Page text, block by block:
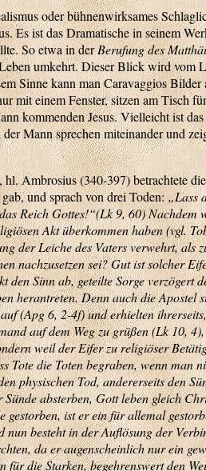
oder bühnenwirksames
Es ist das Dramatische in seinem
So etwa in derBerufung des
umkehrt. Dieser Blick wird vom
Sinne kann man Caravaggios Bilder
mit einem Fenster, sitzen am Tisch
kommenden Jesus. Vielleicht ist
Mann sprechen miteinander und
Ambrosius (340-397) betrachtete
und sprach von drei Toden:„Lass
Reich Gottes!“(Lk 9, 60) Nachdem
Akt überkommen haben (vgl.
der Leiche des Vaters verwehrt, als
nachzusetzen sei? Gut ist solcher
den Sinn ab, geteilte Sorge verzögert
herantreten. Denn auch die Apostel
(Apg 6, 2-4f) und erhielten
auf dem Weg zu grüßen (Lk 10,
weil der Eifer zu religiöser
Tote die Toten begraben, wenn man
physischen Tod, andererseits den
absterben, Gott leben gleich
gestorben, ist er ein für allemal
nun besteht in der Auflösung der
da er augenscheinlich nur ein
für die Starken, begehrenswert den